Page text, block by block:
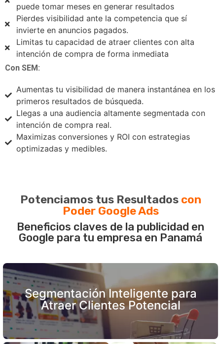
puede tomar meses en generar resultados
Pierdes visibilidad ante la competencia que sí
invierte en anuncios pagados.
Limitas tu capacidad de atraer clientes con alta
intención de compra de forma inmediata
Con SEM:
Aumentas tu visibilidad de manera instantánea en los
primeros resultados de búsqueda.
Llegas a una audiencia altamente segmentada con
intención de compra real.
Maximizas conversiones y ROI con estrategias
optimizadas y medibles.
Potenciamos tus Resultados con
Poder Google Ads
Beneficios claves de la publicidad en
Google para tu empresa en Panamá
Segmentación Inteligente para
Atraer Clientes Potencial
Con Google Ads Panamá, puedes implementar
estrategias de segmentación avanzadas para conectar